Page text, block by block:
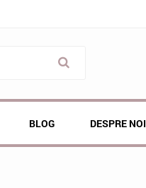
BLOG DESPRE NOI